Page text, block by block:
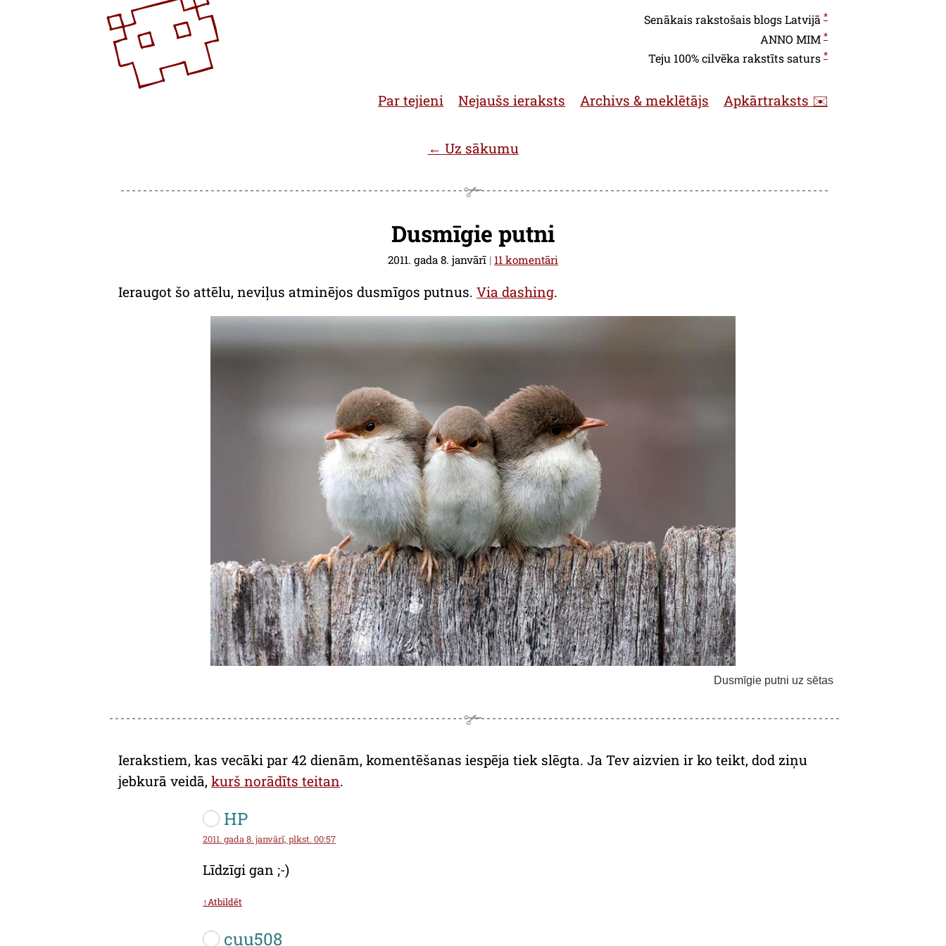
Senākais rakstošais blogs Latvijā *
ANNO MIM *
Teju 100% cilvēka rakstīts saturs *
Par tejieni Nejaušs ieraksts Archivs & meklētājs Apkārtraksts ✉️
← Uz sākumu
Dusmīgie putni
2011. gada 8. janvārī | 11 komentāri
Ieraugot šo attēlu, neviļus atminējos dusmīgos putnus. Via dashing.
Dusmīgie putni uz sētas
Ierakstiem, kas vecāki par 42 dienām, komentēšanas iespēja tiek slēgta. Ja Tev aizvien ir ko teikt, dod ziņu
jebkurā veidā, kurš norādīts teitan.
HP
2011. gada 8. janvārī, plkst. 00:57
Līdzīgi gan ;-)
↑Atbildēt
cuu508